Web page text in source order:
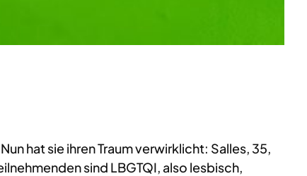
hat sie ihren Traum verwirklicht: Salles, 35,
sind LBGTQI, also lesbisch,